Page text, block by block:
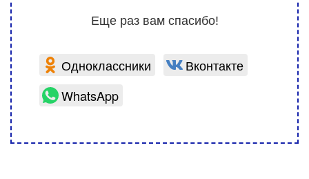
Еще раз вам спасибо!
Одноклассники
Вконтакте
WhatsApp